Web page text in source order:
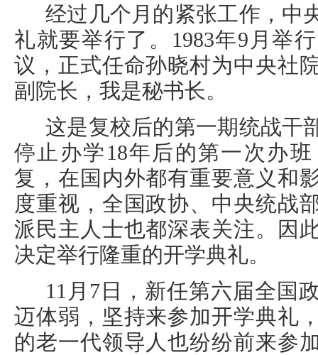
经过几个月的紧张工作，中
礼就要举行了。1983年9月举
议，正式任命孙晓村为中央社
副院长，我是秘书长。
这是复校后的第一期统战干
停止办学18年后的第一次办
复，在国内外都有重要意义和
度重视，全国政协、中央统战
派民主人士也都深表关注。因
决定举行隆重的开学典礼。
11月7日，新任第六届全国
迈体弱，坚持来参加开学典礼
的老一代领导人也纷纷前来参